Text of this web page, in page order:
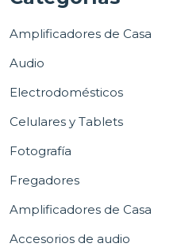
Amplificadores de Casa
Audio
Electrodomésticos
Celulares y Tablets
Fotografía
Fregadores
Amplificadores de Casa
Accesorios de audio